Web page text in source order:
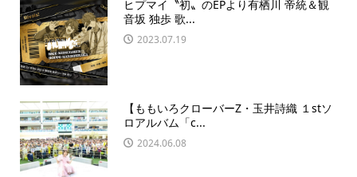
ヒプマイ〝初〟のEPより有栖川 帝統＆観
音坂 独歩 歌...
2023.07.19
【ももいろクローバーZ・玉井詩織 １stソ
ロアルバム「c...
2024.06.08